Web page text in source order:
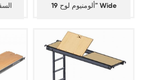
ألومنيوم لوح 19" Wide